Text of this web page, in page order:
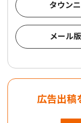
タウン
メール
広告出稿